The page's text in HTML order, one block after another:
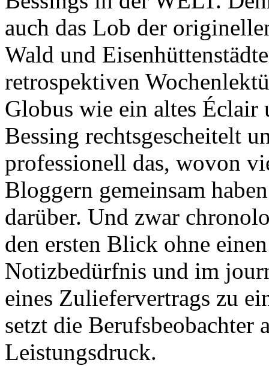
auch das Lob der
Wald und
retrospektiven
Globus wie ein altes Éclair
Bessing rechtsgescheitelt
professionell das, wovon
Bloggern gemeinsam
darüber. Und zwar
den ersten Blick ohne
Notizbedürfnis und im
eines Zuliefervertrags zu
setzt die Berufsbeobachter
Leistungsdruck.